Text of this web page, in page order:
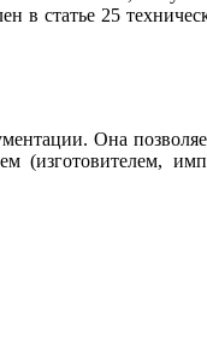
в статье 25
Она
(изготовителем,